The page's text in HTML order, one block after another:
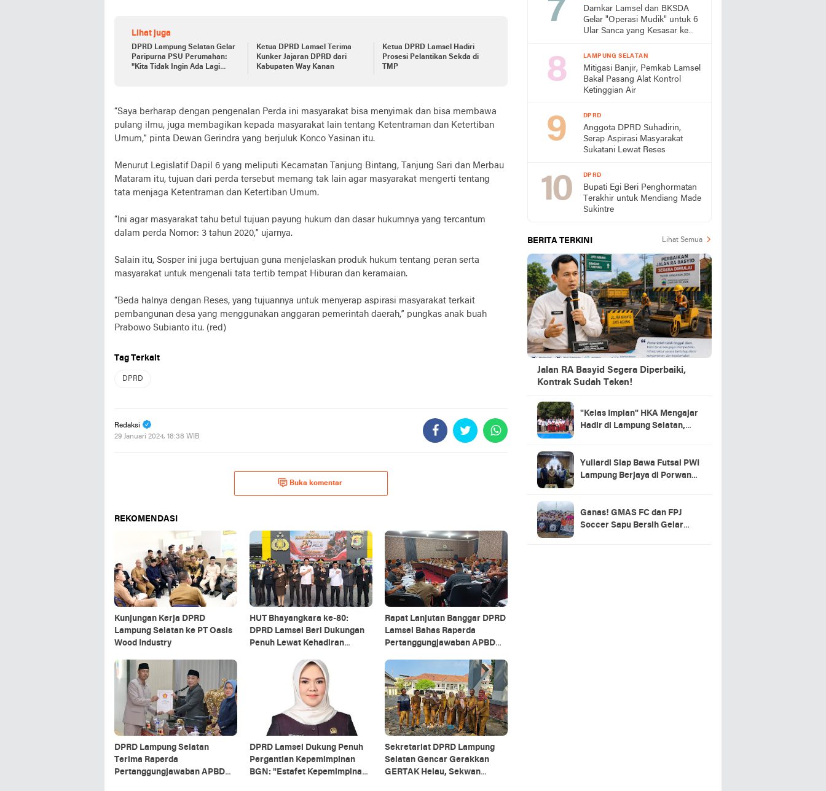
Lihat juga
DPRD Lampung Selatan Gelar
Paripurna PSU Perumahan:
"Kita Tidak Ingin Ada Lagi
Ketua DPRD Lamsel Terima
Kunker Jajaran DPRD dari
Kabupaten Way Kanan
Ketua DPRD Lamsel Hadiri
Prosesi Pelantikan Sekda di
TMP
“Saya berharap dengan pengenalan Perda ini masyarakat bisa menyimak dan bisa membawa
pulang ilmu, juga membagikan kepada masyarakat lain tentang Ketentraman dan Ketertiban
Umum,” pinta Dewan Gerindra yang berjuluk Konco Yasinan itu.
Menurut Legislatif Dapil 6 yang meliputi Kecamatan Tanjung Bintang, Tanjung Sari dan Merbau
Mataram itu, tujuan dari perda tersebut memang tak lain agar masyarakat mengerti tentang
tata menjaga Ketentraman dan Ketertiban Umum.
“Ini agar masyarakat tahu betul tujuan payung hukum dan dasar hukumnya yang tercantum
dalam perda Nomor: 3 tahun 2020,” ujarnya.
Salain itu, Sosper ini juga bertujuan guna menjelaskan produk hukum tentang peran serta
masyarakat untuk mengenali tata tertib tempat Hiburan dan keramaian.
“Beda halnya dengan Reses, yang tujuannya untuk menyerap aspirasi masyarakat terkait
pembangunan desa yang menggunakan anggaran pemerintah daerah,” pungkas anak buah
Prabowo Subianto itu. (red)
Tag Terkait
DPRD
Redaksi
29 Januari 2024, 18:38 WIB
Buka komentar
REKOMENDASI
Kunjungan Kerja DPRD
Lampung Selatan ke PT Oasis
Wood Industry
HUT Bhayangkara ke-80:
DPRD Lamsel Beri Dukungan
Penuh Lewat Kehadiran
Forkopimda
Rapat Lanjutan Banggar DPRD
Lamsel Bahas Raperda
Pertanggungjawaban APBD
DPRD Lampung Selatan
Terima Raperda
Pertanggungjawaban APBD
DPRD Lamsel Dukung Penuh
Pergantian Kepemimpinan
BGN: "Estafet Kepemimpinan
Sekretariat DPRD Lampung
Selatan Gencar Gerakkan
GERTAK Helau, Sekwan
Damkar Lamsel dan BKSDA
Gelar "Operasi Mudik" untuk 6
Ular Sanca yang Kesasar ke
LAMPUNG SELATAN
Mitigasi Banjir, Pemkab Lamsel
Bakal Pasang Alat Kontrol
Ketinggian Air
DPRD
Anggota DPRD Suhadirin,
Serap Aspirasi Masyarakat
Sukatani Lewat Reses
DPRD
Bupati Egi Beri Penghormatan
Terakhir untuk Mendiang Made
Sukintre
BERITA TERKINI Lihat Semua
Jalan RA Basyid Segera Diperbaiki,
Kontrak Sudah Teken!
"Kelas Impian" HKA Mengajar
Hadir di Lampung Selatan,
Yuliardi Siap Bawa Futsal PWI
Lampung Berjaya di Porwanas
Ganas! GMAS FC dan FPJ
Soccer Sapu Bersih Gelar